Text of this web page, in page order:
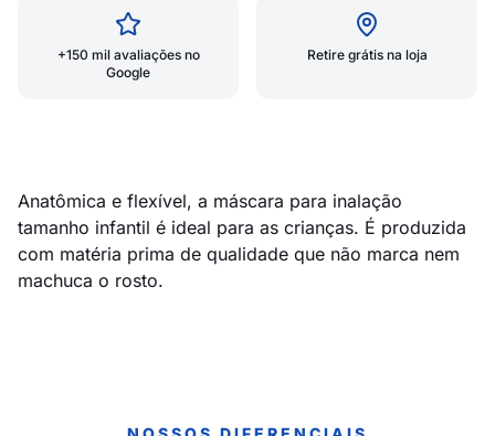
+150 mil avaliações no
Google
Retire grátis na loja
Anatômica e flexível, a máscara para inalação
tamanho infantil é ideal para as crianças. É produzida
com matéria prima de qualidade que não marca nem
machuca o rosto.